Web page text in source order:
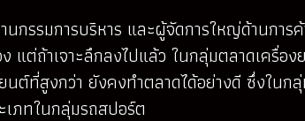
นกรรมการบริหาร และผู้จัดการใหญ่ด้านก
แต่ถ้าเจาะลึกลงไปแล้ว ในกลุ่มตลาดเค
นต์ที่สูงกว่า ยังคงทำตลาดได้อย่างดี ซึ่งใน
ภทในกลุ่มรถสปอร์ต